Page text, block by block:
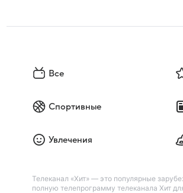
Все
Спортивные
Увлечения
Телеканал «Хит» — это популярные
полную телепрограмму телеканала Хит